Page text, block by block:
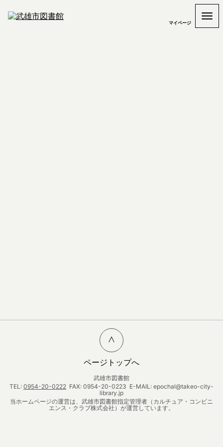
マイページ
ページトップへ
武雄市図書館
TEL: 0954-20-0222 FAX: 0954-20-0223 E-MAIL: epochal@takeo-city-
library.jp
当ホームページの運営は、武雄市図書館指定管理者（カルチュア・コンビニ
エンス・クラブ株式会社）が運営しています。